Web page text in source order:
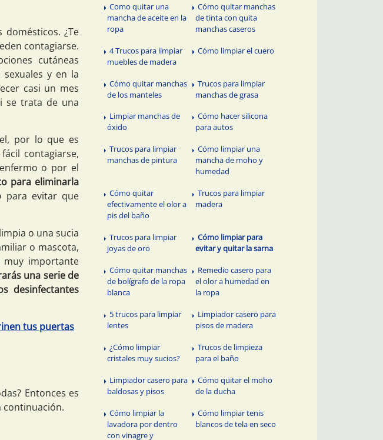
¿Te
contagiarse.
cutáneas
sexuales y en la
casi un mes
se trata de una
por lo que es
contagiarse,
o por el
para eliminarla
para evitar que
o una sucia
o mascota,
importante
una serie de
desinfectantes
tus puertas
Entonces es
continuación.
Como quitar una
mancha de aceite en la
ropa
Cómo quitar manchas
de tinta con quita
manchas caseros
4 Trucos para limpiar
muebles de madera
Cómo limpiar el cuero
Cómo quitar manchas
de los manteles
Trucos para limpiar
manchas de grasa
Limpiar manchas de
óxido
Cómo hacer silicona
para autos
Trucos para limpiar
manchas de pintura
Cómo limpiar una
mancha de moho y
humedad
Cómo quitar
efectivamente el olor a
pis del baño
Trucos para limpiar
madera
Trucos para limpiar
joyas de oro
Cómo limpiar para
evitar y quitar la sarna
Cómo quitar manchas
de bolígrafo de la ropa
blanca
Remedio casero para
el olor a humedad en
la ropa
5 trucos para limpiar
lentes
Limpiador casero para
pisos de madera
¿Cómo limpiar
cristales muy sucios?
Trucos de limpieza
para el baño
Limpiador casero para
baldosas y pisos
Cómo quitar el moho
de la ducha
Cómo limpiar la
lavadora por dentro
con vinagre y
Cómo limpiar tenis
blancos de tela en seco